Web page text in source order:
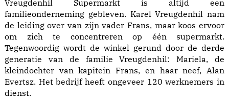
Vreugdenhil Supermarkt is altijd een
familieonderneming gebleven. Karel Vreugdenhil nam
de leiding over van zijn vader Frans, maar koos ervoor
om zich te concentreren op één supermarkt.
Tegenwoordig wordt de winkel gerund door de derde
generatie van de familie Vreugdenhil: Mariela, de
kleindochter van kapitein Frans, en haar neef, Alan
Evertsz. Het bedrijf heeft ongeveer 120 werknemers in
dienst.